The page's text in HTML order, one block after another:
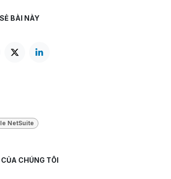
BÀI NÀY
NetSuite
CỦA CHÚNG TÔI